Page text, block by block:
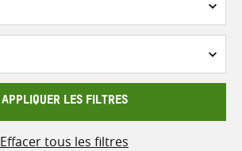
APPLIQUER LES FILTRES
Effacer tous les filtres